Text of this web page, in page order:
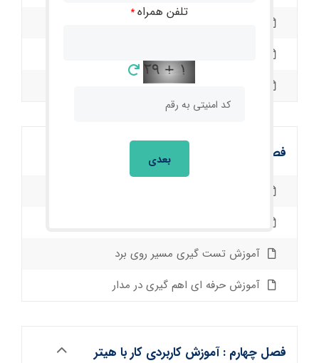
آموزش نقشه خوانی با dzkj
آموزش نقشه خوانی مفهومی
فصل سوم : کار با مولتی متر
آموزش تست گیری مسیر روی برد
آموزش حرفه ای اهم گیری در مدار
فصل چهارم : آموزش کاربردی کار با هیتر
تلفن همراه *
بعدی